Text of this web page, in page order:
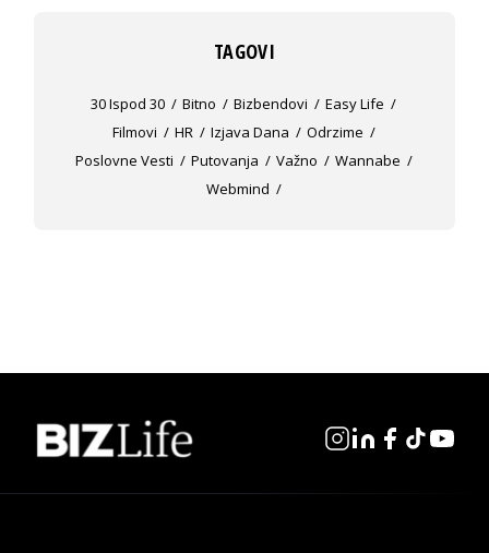
TAGOVI
30 Ispod 30 Bitno Bizbendovi
Easy Life
Filmovi
HR Izjava Dana
Odrzime
Poslovne Vesti
Putovanja Važno
Wannabe
Webmind